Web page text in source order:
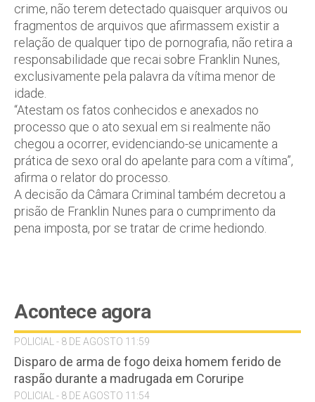
crime, não terem detectado quaisquer arquivos ou
fragmentos de arquivos que afirmassem existir a
relação de qualquer tipo de pornografia, não retira a
responsabilidade que recai sobre Franklin Nunes,
exclusivamente pela palavra da vítima menor de
idade.
“Atestam os fatos conhecidos e anexados no
processo que o ato sexual em si realmente não
chegou a ocorrer, evidenciando-se unicamente a
prática de sexo oral do apelante para com a vítima”,
afirma o relator do processo.
A decisão da Câmara Criminal também decretou a
prisão de Franklin Nunes para o cumprimento da
pena imposta, por se tratar de crime hediondo.
Acontece agora
POLICIAL - 8 DE AGOSTO 11:59
Disparo de arma de fogo deixa homem ferido de
raspão durante a madrugada em Coruripe
POLICIAL - 8 DE AGOSTO 11:54